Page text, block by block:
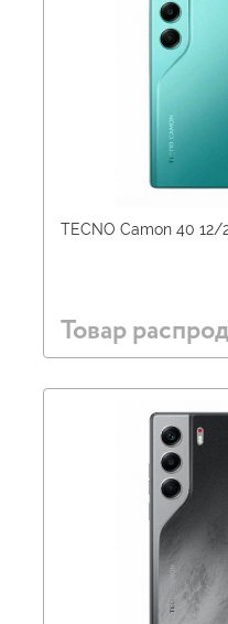
TECNO Camon 40 12/
Товар